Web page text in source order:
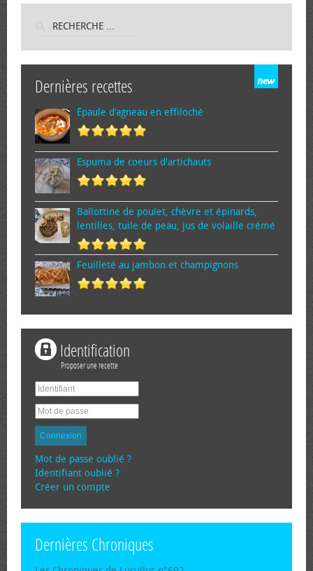
Dernières recettes
Épaule d’agneau en effiloché
Espuma de cœurs d'artichauts
Ballottine de poulet, chèvre et épinards,
lentilles, tuile de peau, jus de volaille crémé
Feuilleté au jambon et champignons
Identification
Proposer une recette
Connexion
Mot de passe oublié ?
Identifiant oublié ?
Créer un compte
Dernières Chroniques